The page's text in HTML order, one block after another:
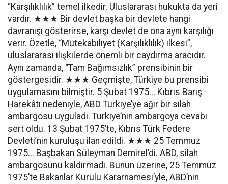
“Karşılıklılık” temel ilkedir. Uluslararası hukukta da yeri
vardır. ★★★ Bir devlet başka bir devlete hangi
davranışı gösterirse, karşı devlet de ona aynı karşılığı
verir. Özetle, “Mütekabiliyet (Karşılıklılık) ilkesi”,
uluslararası ilişkilerde önemli bir caydırma aracıdır.
Aynı zamanda, “Tam Bağımsızlık” prensibinin bir
göstergesidir. ★★★ Geçmişte, Türkiye bu prensibi
uygulamasını bilmiştir. 5 Şubat 1975... Kıbrıs Barış
Harekâtı nedeniyle, ABD Türkiye’ye ağır bir silah
ambargosu uyguladı. Türkiye’nin ambargoya cevabı
sert oldu. 13 Şubat 1975’te, Kıbrıs Türk Federe
Devleti’nin kuruluşu ilan edildi. ★★★ 25 Temmuz
1975... Başbakan Süleyman Demirel’di. ABD, silah
ambargosunu kaldırmadı. Bunun üzerine, 25 Temmuz
1975’te Bakanlar Kurulu Kararnamesi’yle, ABD’nin